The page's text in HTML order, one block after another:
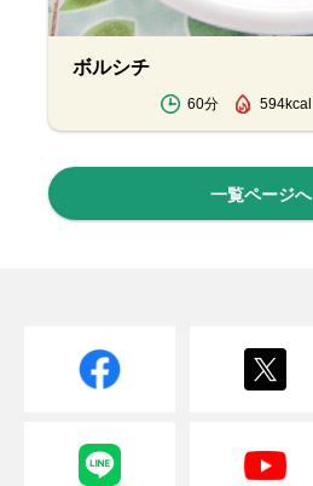
ボルシチ
60分 594kcal
一覧ページへ